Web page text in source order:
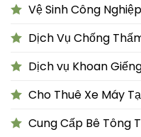
Vệ Sinh Công Nghiệp
Dịch Vụ Chống
Dịch vụ Khoan
Cho Thuê Xe Máy
Cung Cấp Bê Tông